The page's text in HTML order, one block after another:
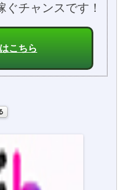
チャンスです！
こちら